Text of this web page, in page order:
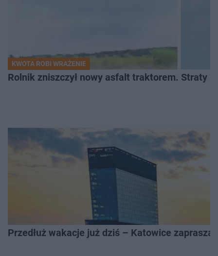
KWOTA ROBI WRAŻENIE
Rolnik zniszczył nowy asfalt traktorem. Straty
Przedłuż wakacje już dziś – Katowice